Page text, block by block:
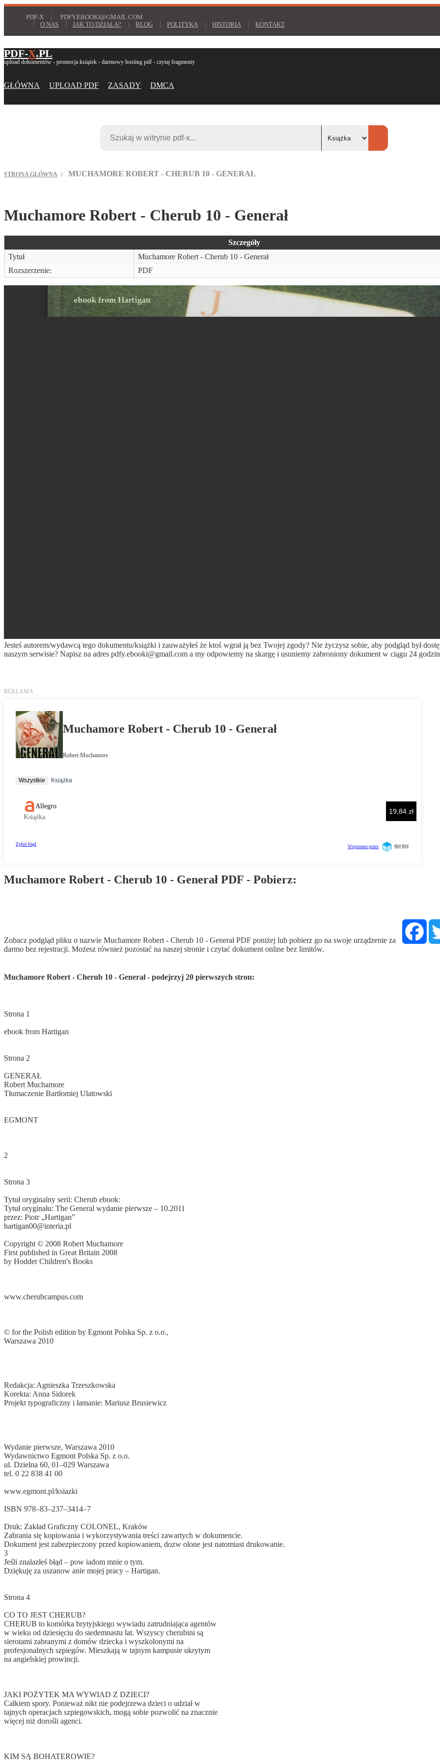
PDF-X
PDFY.EBOOKI@GMAIL.COM
O NAS
JAK TO DZIAŁA? BLOG POLITYKA HISTORIA KONTAKT
PDF-X.PL
upload dokumentów - promocja książek - darmowy hosting pdf - czytaj fragmenty
GŁÓWNA UPLOAD PDF ZASADY DMCA
STRONA GŁÓWNA MUCHAMORE ROBERT - CHERUB 10 - GENERAŁ
Muchamore Robert - Cherub 10 - Generał
Szczegóły
Tytuł
Muchamore Robert - Cherub 10 - Generał
Rozszerzenie:
PDF
Jesteś autorem/wydawcą tego dokumentu/książki i zauważyłeś że ktoś wgrał ją bez Twojej zgody? Nie życzysz sobie, aby podgląd był
naszym serwisie? Napisz na adres pdfy.ebooki@gmail.com a my odpowiemy na skargę i usuniemy zabroniony dokument w ciągu 24
Muchamore Robert - Cherub 10 - Generał PDF - Pobierz:
Zobacz podgląd pliku o nazwie Muchamore Robert - Cherub 10 - Generał PDF poniżej lub pobierz go na swoje urządzenie za
darmo bez rejestracji. Możesz również pozostać na naszej stronie i czytać dokument online bez limitów.
Muchamore Robert - Cherub 10 - Generał - podejrzyj 20 pierwszych stron:
Strona 1
ebook from Hartigan
Strona 2
GENERAŁ
Robert Muchamore
Tłumaczenie Bartłomiej Ulatowski
EGMONT
2
Strona 3
Tytuł oryginalny serii: Cherub ebook:
Tytuł oryginału: The General wydanie pierwsze – 10.2011
hartigan00@interia.pl